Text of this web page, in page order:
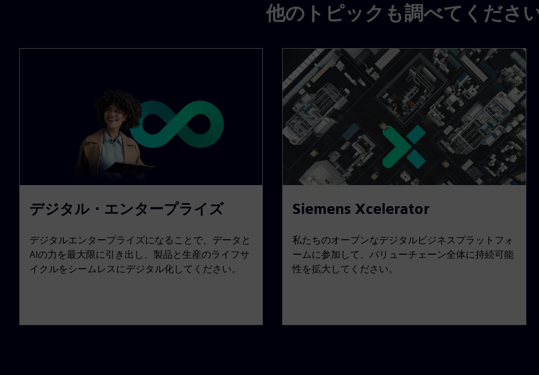
他のトピックも調べてくださ
デジタル・エンタープライズ
デジタルエンタープライズになることで、データと
AIの力を最大限に引き出し、製品と生産のライフサ
イクルをシームレスにデジタル化してください。
Siemens Xcelerator
私たちのオープンなデジタルビジネスプラットフォ
ームに参加して、バリューチェーン全体に持続可能
性を拡大してください。